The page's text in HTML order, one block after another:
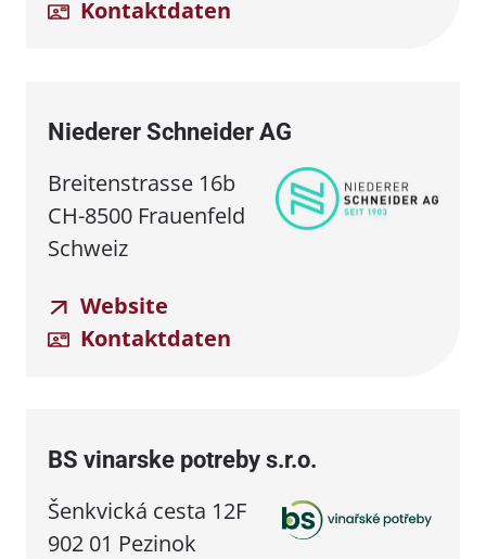
Kontaktdaten
Niederer Schneider AG
Breitenstrasse 16b
CH-8500 Frauenfeld
Schweiz
Website
Kontaktdaten
BS vinarske potreby s.r.o.
Šenkvická cesta 12F
902 01 Pezinok